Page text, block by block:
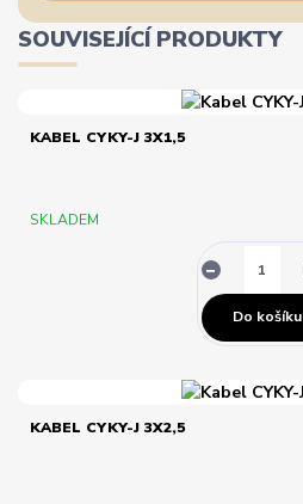
SOUVISEJÍCÍ PRODUKTY
KABEL CYKY-J 3X1,5
SKLADEM
Do košíku
KABEL CYKY-J 3X2,5